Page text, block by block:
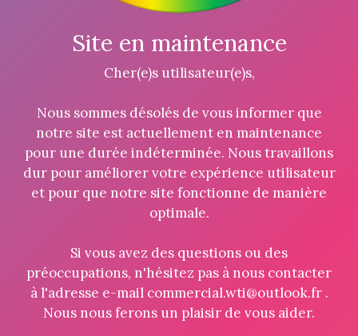
Site en maintenance
Cher(e)s utilisateur(e)s,
Nous sommes désolés de vous informer que
notre site est actuellement en maintenance
pour une durée indéterminée. Nous travaillons
dur pour améliorer votre expérience utilisateur
et pour que notre site fonctionne de manière
optimale.
Si vous avez des questions ou des
préoccupations, n'hésitez pas à nous contacter
à l'adresse e-mail commercial.wti@outlook.fr .
Nous nous ferons un plaisir de vous aider.